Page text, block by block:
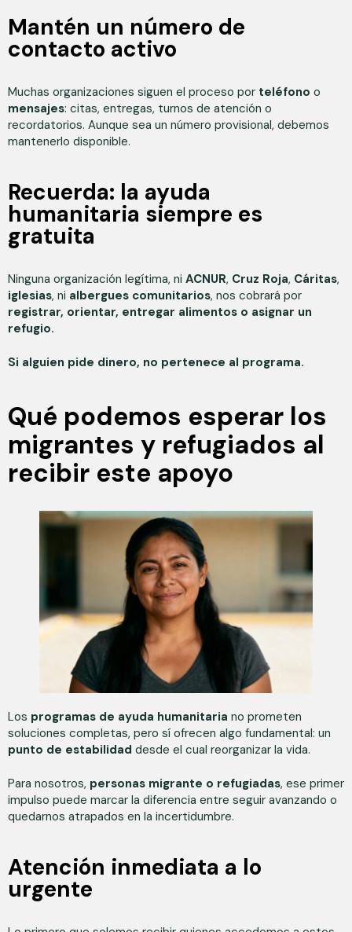
Mantén un número de
contacto activo
Muchas organizaciones siguen el proceso por teléfono o
mensajes: citas, entregas, turnos de atención o
recordatorios. Aunque sea un número provisional, debemos
mantenerlo disponible.
Recuerda: la ayuda
humanitaria siempre es
gratuita
Ninguna organización legítima, ni ACNUR, Cruz Roja, Cáritas,
iglesias, ni albergues comunitarios, nos cobrará por
registrar, orientar, entregar alimentos o asignar un
refugio.
Si alguien pide dinero, no pertenece al programa.
Qué podemos esperar los
migrantes y refugiados al
recibir este apoyo
Los programas de ayuda humanitaria no prometen
soluciones completas, pero sí ofrecen algo fundamental: un
punto de estabilidad desde el cual reorganizar la vida.
Para nosotros, personas migrante o refugiadas, ese primer
impulso puede marcar la diferencia entre seguir avanzando o
quedarnos atrapados en la incertidumbre.
Atención inmediata a lo
urgente